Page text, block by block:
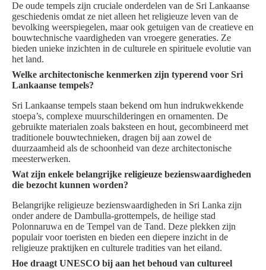
De oude tempels zijn cruciale onderdelen van de Sri Lankaanse
geschiedenis omdat ze niet alleen het religieuze leven van de
bevolking weerspiegelen, maar ook getuigen van de creatieve en
bouwtechnische vaardigheden van vroegere generaties. Ze
bieden unieke inzichten in de culturele en spirituele evolutie van
het land.
Welke architectonische kenmerken zijn typerend voor Sri
Lankaanse tempels?
Sri Lankaanse tempels staan bekend om hun indrukwekkende
stoepa’s, complexe muurschilderingen en ornamenten. De
gebruikte materialen zoals baksteen en hout, gecombineerd met
traditionele bouwtechnieken, dragen bij aan zowel de
duurzaamheid als de schoonheid van deze architectonische
meesterwerken.
Wat zijn enkele belangrijke religieuze bezienswaardigheden
die bezocht kunnen worden?
Belangrijke religieuze bezienswaardigheden in Sri Lanka zijn
onder andere de Dambulla-grottempels, de heilige stad
Polonnaruwa en de Tempel van de Tand. Deze plekken zijn
populair voor toeristen en bieden een diepere inzicht in de
religieuze praktijken en culturele tradities van het eiland.
Hoe draagt UNESCO bij aan het behoud van cultureel